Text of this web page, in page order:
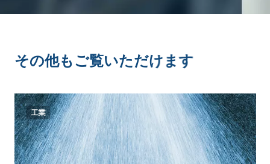
その他もご覧いただけます
工業